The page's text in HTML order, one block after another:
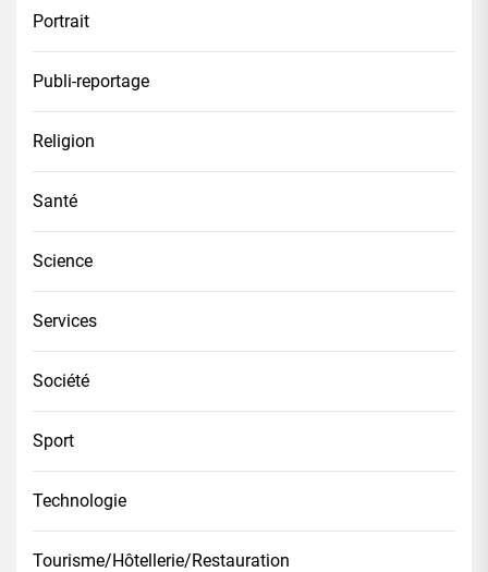
Portrait
Publi-reportage
Religion
Santé
Science
Services
Société
Sport
Technologie
Tourisme/Hôtellerie/Restauration